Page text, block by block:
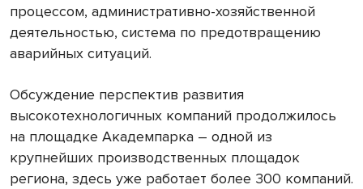
процессом, административно-хозяйственной
деятельностью, система по предотвращению
аварийных ситуаций.
Обсуждение перспектив развития
высокотехнологичных компаний продолжилось
на площадке Академпарка – одной из
крупнейших производственных площадок
региона, здесь уже работает более 300 компаний.